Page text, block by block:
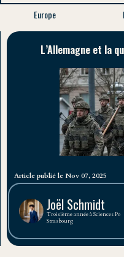
Europe
L’Allemagne et la
Article publié le Nov 07, 2025
Joël Schmidt
Troisième année à Sciences Po
Strasbourg